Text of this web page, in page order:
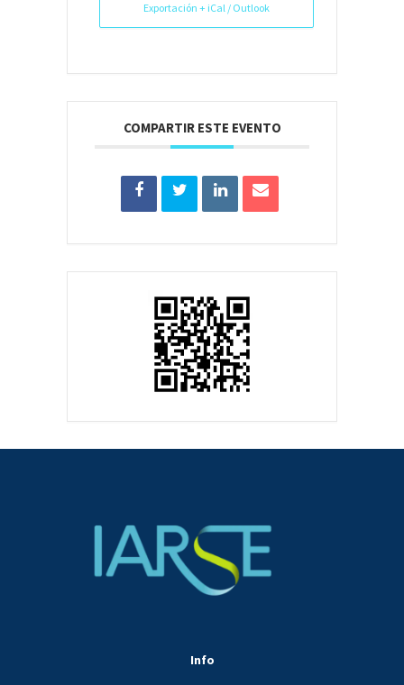
Exportación + iCal / Outlook
COMPARTIR ESTE EVENTO
Info